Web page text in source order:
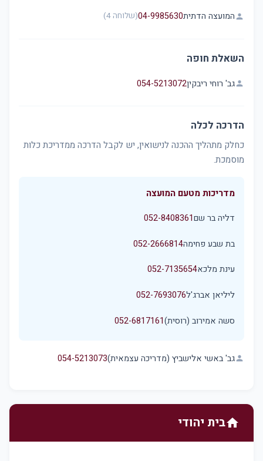
person המועצה הדתית04-9985630(שלוחה 4)
השאלת חופה
personגב' רוחי ריבקין054-5213072
הדרכה לכלה
כחלק מתהליך ההכנה לנישואין, יש לקבל הדרכה ממדריכת כלות
מוסמכת.
מדריכות מטעם המועצה
דליה בר שם052-8408361
בת שבע פחימה052-2666814
עינת מלכא052-7135654
ליליאן אברג'ל052-7693076
סשה אמירוב (רוסית)052-6817161
personגב' באשי אלישביץ (מדריכה עצמאית)054-5213073
homeבית יהודי